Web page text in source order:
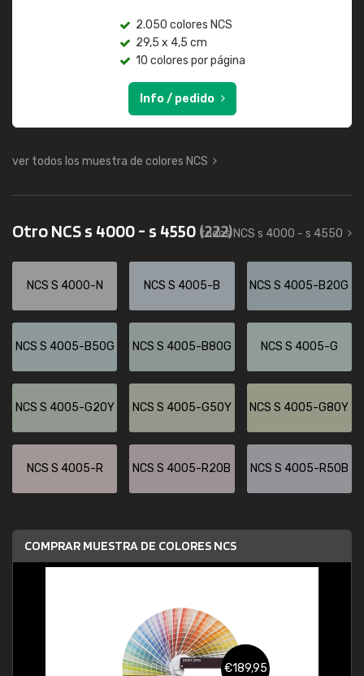
2.050 colores NCS
29,5 x 4,5 cm
10 colores por página
Info / pedido
ver todos los muestra de colores NCS
Otro NCS s 4000 - s 4550(222)
todos NCS s 4000 - s 4550
NCS S 4000-N NCS S 4005-B NCS S 4005-B20G
NCS S 4005-B50G NCS S 4005-B80G NCS S 4005-G
NCS S 4005-G20Y NCS S 4005-G50Y NCS S 4005-G80Y
NCS S 4005-R NCS S 4005-R20B NCS S 4005-R50B
COMPRAR MUESTRA DE COLORES NCS
€189,95